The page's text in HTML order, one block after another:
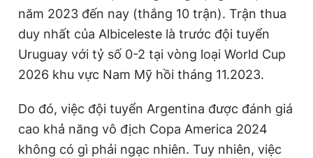
năm 2023 đến nay (thắng 10 trận). Trận thua
duy nhất của Albiceleste là trước đội tuyển
Uruguay với tỷ số 0-2 tại vòng loại World Cup
2026 khu vực Nam Mỹ hồi tháng 11.2023.
Do đó, việc đội tuyển Argentina được đánh giá
cao khả năng vô địch Copa America 2024
không có gì phải ngạc nhiên. Tuy nhiên, việc